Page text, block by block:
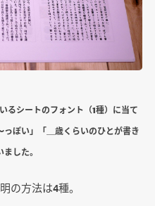
るシートのフォント（1種）に当て
ぽい」「＿歳くらいのひとが書き
した。
の方法は4種。